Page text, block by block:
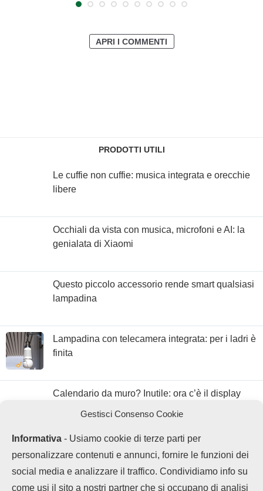
Gestisci Consenso Cookie
Informativa - Usiamo cookie di terze parti per
personalizzare contenuti e annunci, fornire le funzioni dei
social media e analizzare il traffico. Condividiamo info su
come usi il sito a nostri partner che si occupano di analisi
APRI I COMMENTI
PRODOTTI UTILI
Le cuffie non cuffie: musica integrata e orecchie
libere
Occhiali da vista con musica, microfoni e AI: la
genialata di Xiaomi
Questo piccolo accessorio rende smart qualsiasi
lampadina
Lampadina con telecamera integrata: per i ladri è
finita
Calendario da muro? Inutile: ora c’è il display